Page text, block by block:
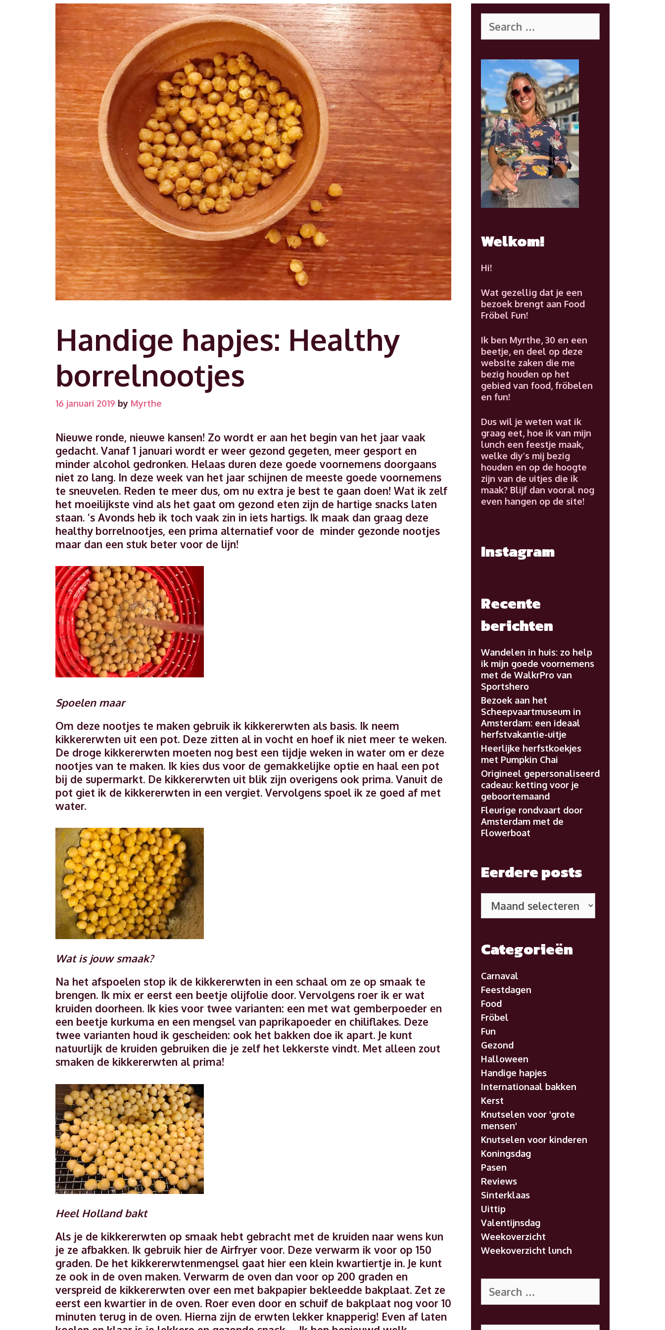
Handige hapjes: Healthy
borrelnootjes
16 januari 2019 by Myrthe
Nieuwe ronde, nieuwe kansen! Zo wordt er aan het begin van het jaar vaak
gedacht. Vanaf 1 januari wordt er weer gezond gegeten, meer gesport en
minder alcohol gedronken. Helaas duren deze goede voornemens doorgaans
niet zo lang. In deze week van het jaar schijnen de meeste goede voornemens
te sneuvelen. Reden te meer dus, om nu extra je best te gaan doen! Wat ik zelf
het moeilijkste vind als het gaat om gezond eten zijn de hartige snacks laten
staan. ’s Avonds heb ik toch vaak zin in iets hartigs. Ik maak dan graag deze
healthy borrelnootjes, een prima alternatief voor de minder gezonde nootjes
maar dan een stuk beter voor de lijn!
Spoelen maar
Om deze nootjes te maken gebruik ik kikkererwten als basis. Ik neem
kikkererwten uit een pot. Deze zitten al in vocht en hoef ik niet meer te weken.
De droge kikkererwten moeten nog best een tijdje weken in water om er deze
nootjes van te maken. Ik kies dus voor de gemakkelijke optie en haal een pot
bij de supermarkt. De kikkererwten uit blik zijn overigens ook prima. Vanuit de
pot giet ik de kikkererwten in een vergiet. Vervolgens spoel ik ze goed af met
water.
Wat is jouw smaak?
Na het afspoelen stop ik de kikkererwten in een schaal om ze op smaak te
brengen. Ik mix er eerst een beetje olijfolie door. Vervolgens roer ik er wat
kruiden doorheen. Ik kies voor twee varianten: een met wat gemberpoeder en
een beetje kurkuma en een mengsel van paprikapoeder en chiliflakes. Deze
twee varianten houd ik gescheiden: ook het bakken doe ik apart. Je kunt
natuurlijk de kruiden gebruiken die je zelf het lekkerste vindt. Met alleen zout
smaken de kikkererwten al prima!
Heel Holland bakt
Als je de kikkererwten op smaak hebt gebracht met de kruiden naar wens kun
je ze afbakken. Ik gebruik hier de Airfryer voor. Deze verwarm ik voor op 150
graden. De het kikkererwtenmengsel gaat hier een klein kwartiertje in. Je kunt
ze ook in de oven maken. Verwarm de oven dan voor op 200 graden en
verspreid de kikkererwten over een met bakpapier bekleedde bakplaat. Zet ze
eerst een kwartier in de oven. Roer even door en schuif de bakplaat nog voor 10
minuten terug in de oven. Hierna zijn de erwten lekker knapperig! Even af laten
for:
Welkom!
Hi!
Wat gezellig dat je een
bezoek brengt aan Food
Fröbel Fun!
Ik ben Myrthe, 30 en een
beetje, en deel op deze
website zaken die me
bezig houden op het
gebied van food, fröbelen
en fun!
Dus wil je weten wat ik
graag eet, hoe ik van mijn
lunch een feestje maak,
welke diy’s mij bezig
houden en op de hoogte
zijn van de uitjes die ik
maak? Blijf dan vooral nog
even hangen op de site!
Instagram
Recente
berichten
Wandelen in huis: zo help
ik mijn goede voornemens
met de WalkrPro van
Sportshero
Bezoek aan het
Scheepvaartmuseum in
Amsterdam: een ideaal
herfstvakantie-uitje
Heerlijke herfstkoekjes
met Pumpkin Chai
Origineel gepersonaliseerd
cadeau: ketting voor je
geboortemaand
Fleurige rondvaart door
Amsterdam met de
Flowerboat
Eerdere posts
posts
Categorieën
Carnaval
Feestdagen
Food
Fröbel
Fun
Gezond
Halloween
Handige hapjes
Internationaal bakken
Kerst
Knutselen voor 'grote
mensen'
Knutselen voor kinderen
Koningsdag
Pasen
Reviews
Sinterklaas
Uittip
Valentijnsdag
Weekoverzicht
Weekoverzicht lunch
for: